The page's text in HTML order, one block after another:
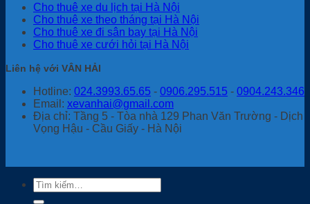
Cho thuê xe du lịch tại Hà Nội
Cho thuê xe theo tháng tại Hà Nội
Cho thuê xe đi sân bay tại Hà Nội
Cho thuê xe cưới hỏi tại Hà Nội
Liên hệ với VÂN HẢI
Hotline: 024.3993.65.65 - 0906.295.515 - 0904.243.346
Email: xevanhai@gmail.com
Địa chỉ: Tầng 5 - Tòa nhà 129 Phan Văn Trường - Dịch
Vọng Hậu - Cầu Giấy - Hà Nội
Tìm
kiếm: